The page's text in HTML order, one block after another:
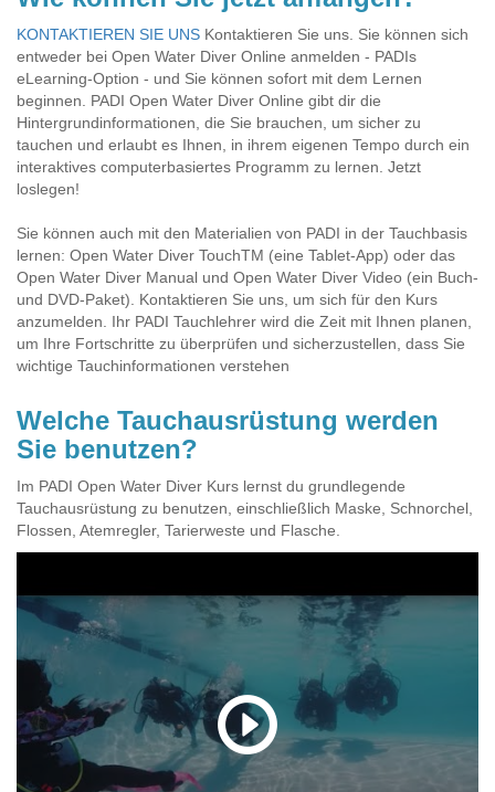
KONTAKTIEREN SIE UNS Kontaktieren Sie uns. Sie können sich
entweder bei Open Water Diver Online anmelden - PADIs
eLearning-Option - und Sie können sofort mit dem Lernen
beginnen. PADI Open Water Diver Online gibt dir die
Hintergrundinformationen, die Sie brauchen, um sicher zu
tauchen und erlaubt es Ihnen, in ihrem eigenen Tempo durch ein
interaktives computerbasiertes Programm zu lernen. Jetzt
loslegen!
Sie können auch mit den Materialien von PADI in der Tauchbasis
lernen: Open Water Diver TouchTM (eine Tablet-App) oder das
Open Water Diver Manual und Open Water Diver Video (ein Buch-
und DVD-Paket). Kontaktieren Sie uns, um sich für den Kurs
anzumelden. Ihr PADI Tauchlehrer wird die Zeit mit Ihnen planen,
um Ihre Fortschritte zu überprüfen und sicherzustellen, dass Sie
wichtige Tauchinformationen verstehen
Welche Tauchausrüstung werden
Sie benutzen?
Im PADI Open Water Diver Kurs lernst du grundlegende
Tauchausrüstung zu benutzen, einschließlich Maske, Schnorchel,
Flossen, Atemregler, Tarierweste und Flasche.